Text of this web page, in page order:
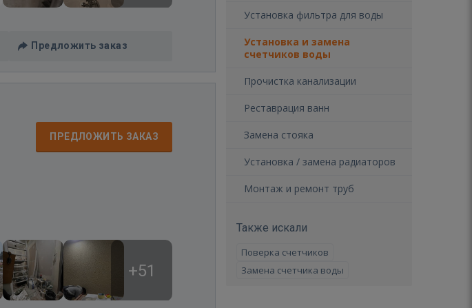
Предложить заказ
ПРЕДЛОЖИТЬ ЗАКАЗ
+51
Установка фильтра для воды
Установка и замена
счетчиков воды
Прочистка канализации
Реставрация ванн
Замена стояка
Установка / замена радиаторов
Монтаж и ремонт труб
Также искали
Поверка счетчиков
Замена счетчика воды